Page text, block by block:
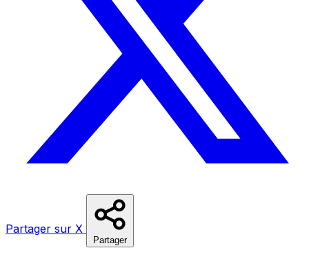
Partager sur X
Partager